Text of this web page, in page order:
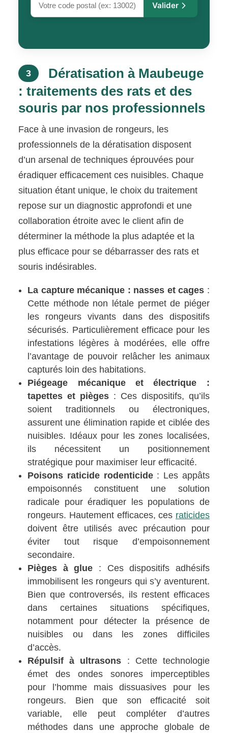
Valider
3
Dératisation à Maubeuge
: traitements des rats et des
souris par nos professionnels
Face à une invasion de rongeurs, les
professionnels de la dératisation disposent
d’un arsenal de techniques éprouvées pour
éradiquer efficacement ces nuisibles. Chaque
situation étant unique, le choix du traitement
repose sur un diagnostic approfondi et une
collaboration étroite avec le client afin de
déterminer la méthode la plus adaptée et la
plus efficace pour se débarrasser des rats et
souris indésirables.
La capture mécanique : nasses et cages :
Cette méthode non létale permet de piéger
les rongeurs vivants dans des dispositifs
sécurisés. Particulièrement efficace pour les
infestations légères à modérées, elle offre
l’avantage de pouvoir relâcher les animaux
capturés loin des habitations.
Piégeage mécanique et électrique :
tapettes et pièges : Ces dispositifs, qu’ils
soient traditionnels ou électroniques,
assurent une élimination rapide et ciblée des
nuisibles. Idéaux pour les zones localisées,
ils nécessitent un positionnement
stratégique pour maximiser leur efficacité.
Poisons raticide rodenticide: Les appâts
empoisonnés constituent une solution
radicale pour éradiquer les populations de
rongeurs. Hautement efficaces, ces raticides
doivent être utilisés avec précaution pour
éviter tout risque d’empoisonnement
secondaire.
Pièges à glue : Ces dispositifs adhésifs
immobilisent les rongeurs qui s’y aventurent.
Bien que controversés, ils restent efficaces
dans certaines situations spécifiques,
notamment pour détecter la présence de
nuisibles ou dans les zones difficiles
d’accès.
Répulsif à ultrasons : Cette technologie
émet des ondes sonores imperceptibles
pour l’homme mais dissuasives pour les
rongeurs. Bien que son efficacité soit
variable, elle peut compléter d’autres
méthodes dans une approche globale de